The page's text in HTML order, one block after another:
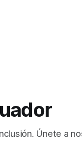
Únete a